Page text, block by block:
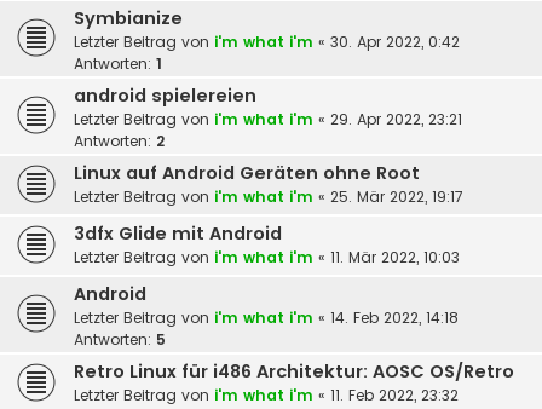
Symbianize
Letzter Beitrag von i'm what i'm « 30. Apr 2022, 0:42
Antworten: 1
android spielereien
Letzter Beitrag von i'm what i'm « 29. Apr 2022, 23:21
Antworten: 2
Linux auf Android Geräten ohne Root
Letzter Beitrag von i'm what i'm « 25. Mär 2022, 19:17
3dfx Glide mit Android
Letzter Beitrag von i'm what i'm « 11. Mär 2022, 10:03
Android
Letzter Beitrag von i'm what i'm « 14. Feb 2022, 14:18
Antworten: 5
Retro Linux für i486 Architektur: AOSC OS/Retro
Letzter Beitrag von i'm what i'm « 11. Feb 2022, 23:32